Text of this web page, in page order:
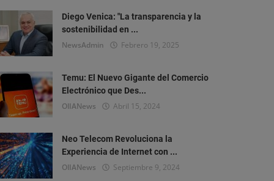
Diego Venica: "La transparencia y la
sostenibilidad en ...
NewsAdmin Febrero 19, 2025
Temu: El Nuevo Gigante del Comercio
Electrónico que Des...
OlIANews Abril 15, 2024
Neo Telecom Revoluciona la
Experiencia de Internet con ...
OlIANews Septiembre 9, 2024